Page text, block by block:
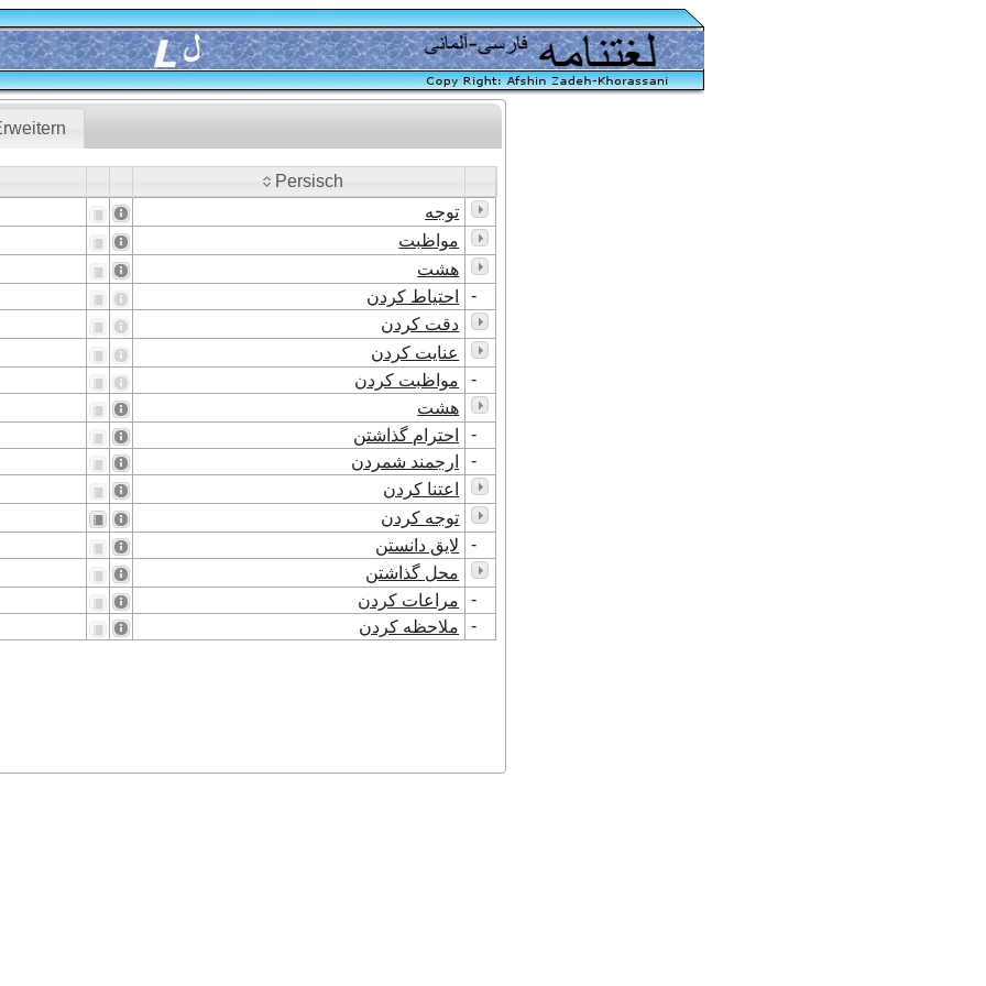
Persisch
توجه
مواظبت
هشت
احتیاط کردن
-
دقت کردن
عنایت کردن
مواظبت کردن
-
هشت
احترام گذاشتن
-
ارجمند شمردن
-
اعتنا کردن
توجه کردن
لایق دانستن
-
محل گذاشتن
مراعات کردن
-
ملاحظه کردن -